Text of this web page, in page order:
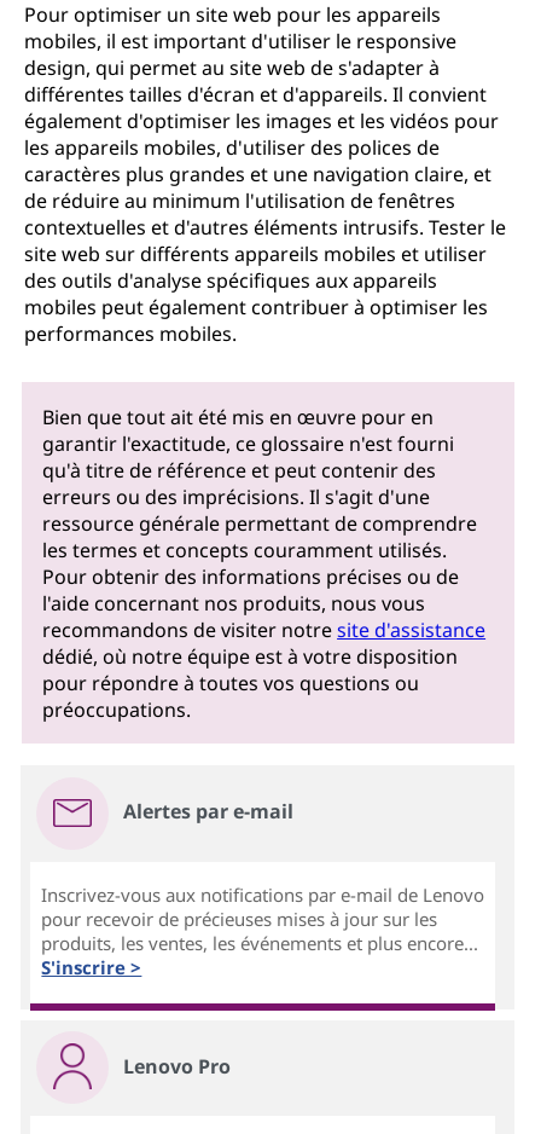
Pour optimiser un site web pour les appareils
mobiles, il est important d'utiliser le responsive
design, qui permet au site web de s'adapter à
différentes tailles d'écran et d'appareils. Il convient
également d'optimiser les images et les vidéos pour
les appareils mobiles, d'utiliser des polices de
caractères plus grandes et une navigation claire, et
de réduire au minimum l'utilisation de fenêtres
contextuelles et d'autres éléments intrusifs. Tester le
site web sur différents appareils mobiles et utiliser
des outils d'analyse spécifiques aux appareils
mobiles peut également contribuer à optimiser les
performances mobiles.
Bien que tout ait été mis en œuvre pour en
garantir l'exactitude, ce glossaire n'est fourni
qu'à titre de référence et peut contenir des
erreurs ou des imprécisions. Il s'agit d'une
ressource générale permettant de comprendre
les termes et concepts couramment utilisés.
Pour obtenir des informations précises ou de
l'aide concernant nos produits, nous vous
recommandons de visiter notresite d'assistance
dédié, où notre équipe est à votre disposition
pour répondre à toutes vos questions ou
préoccupations.
Alertes par e-mail
Inscrivez-vous aux notifications par e-mail de Lenovo
pour recevoir de précieuses mises à jour sur les
produits, les ventes, les événements et plus encore...
S'inscrire >
Lenovo Pro